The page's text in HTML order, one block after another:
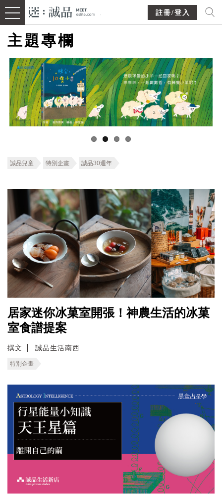
註冊/登入
主題專欄
誠品兒童 特別企畫 誠品30週年
居家迷你冰菓室開張！神農生活的冰菓
室食譜提案
撰文 誠品生活南西
特別企畫